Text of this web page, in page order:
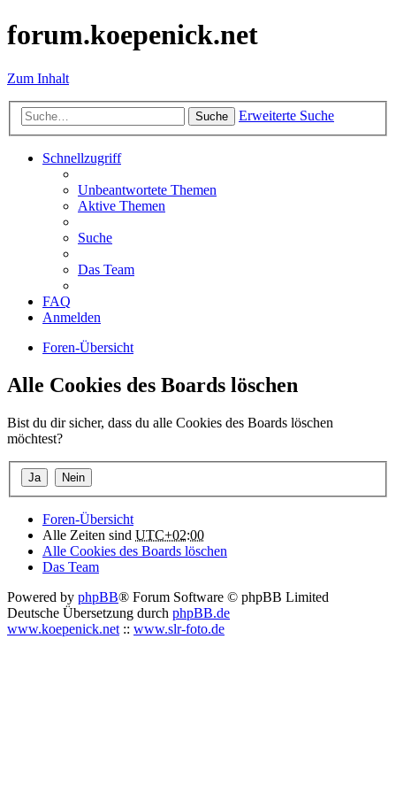
forum.koepenick.net
Zum Inhalt
Suche Erweiterte Suche
Schnellzugriff
Unbeantwortete Themen
Aktive Themen
Suche
Das Team
FAQ
Anmelden
Foren-Übersicht
Alle Cookies des Boards löschen
Bist du dir sicher, dass du alle Cookies des Boards löschen
möchtest?
Foren-Übersicht
Alle Zeiten sind UTC+02:00
Alle Cookies des Boards löschen
Das Team
Powered by phpBB® Forum Software © phpBB Limited
Deutsche Übersetzung durch phpBB.de
www.koepenick.net :: www.slr-foto.de